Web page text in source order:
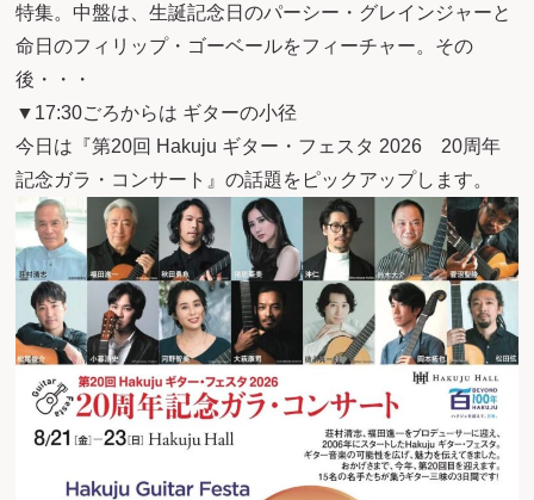
特集。中盤は、生誕記念日のパーシー・グレインジャーと
命日のフィリップ・ゴーベールをフィーチャー。その
後・・・
▼17:30ごろからは ギターの小径
今日は『第20回 Hakuju ギター・フェスタ 2026 20周年
記念ガラ・コンサート』の話題をピックアップします。